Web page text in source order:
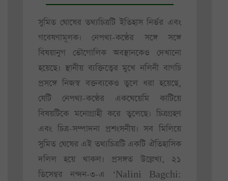
সুমিত ঘোষের তথ্যচিত্রটি ইতিহাস নির্ভর এবং
গবেষণামূলক। নেপথ্য-কণ্ঠের সঙ্গে সঙ্গে
বিষয়ানুগ ভৌগোলিক অবস্থানকেও দেখানো
হয়েছে। স্থানীয় ব্যক্তিত্বের মুখে নলিনী বাগচি
প্রসঙ্গে নিজস্ব বক্তব্যকেও তুলে ধরা হয়েছে,
যেটি নেপথ্য-কণ্ঠের একঘেয়েমি কাটিয়ে
বিষয়টিকে মনোগ্রাহী করে তুলেছে। চিত্রগ্রহণ
এবং চিত্র-সম্পাদনা প্রশংসনীয়। সব মিলিয়ে
সুমিত ঘেষের এই তথ্যচিত্রটি একটি ঐতিহাসিক
দলিল হয়ে থাকল। প্রসঙ্গত উল্লেখ্য, ২১
ডিসেম্বর নন্দন-৩-এ ‘Nalini Bagchi: